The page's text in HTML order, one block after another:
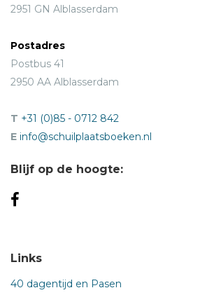
2951 GN Alblasserdam
Postadres
Postbus 41
2950 AA Alblasserdam
T +31 (0)85 - 0712 842
E info@schuilplaatsboeken.nl
Blijf op de hoogte:
Links
40 dagentijd en Pasen